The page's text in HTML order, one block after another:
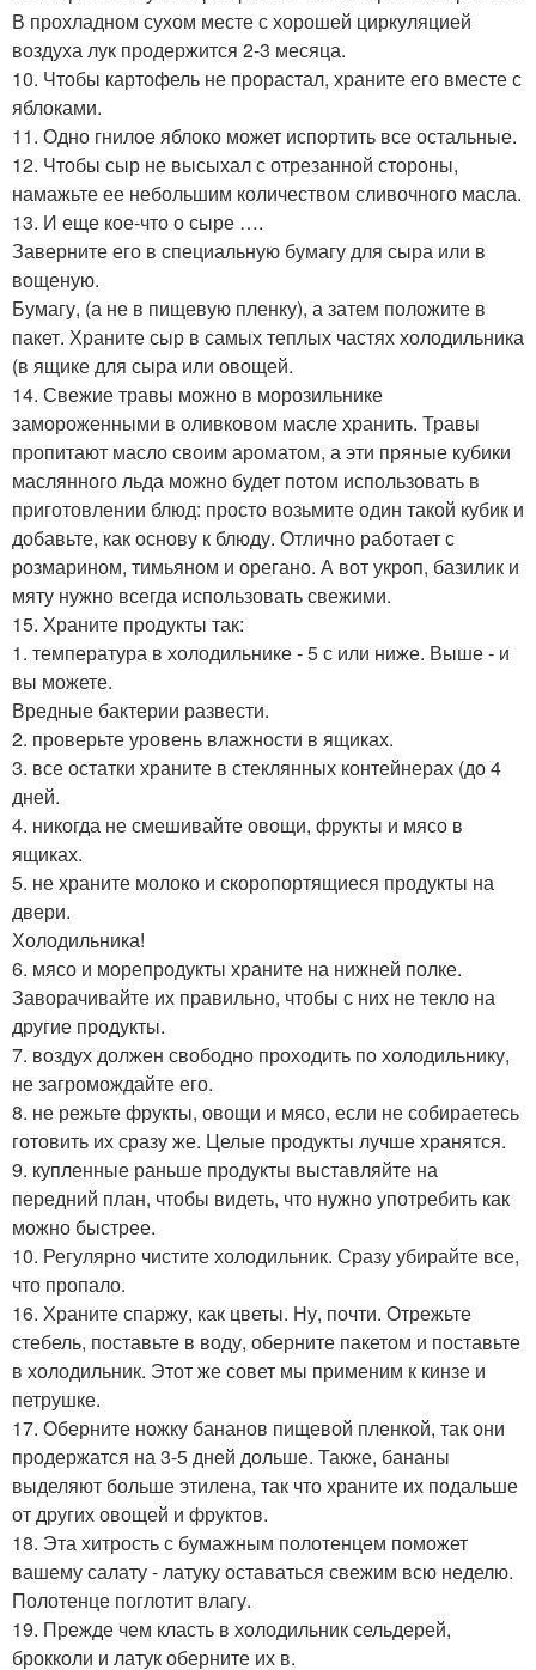
В прохладном сухом месте с хорошей циркуляцией
воздуха лук продержится 2-3 месяца.
10. Чтобы картофель не прорастал, храните его вместе с
яблоками.
11. Одно гнилое яблоко может испортить все остальные.
12. Чтобы сыр не высыхал с отрезанной стороны,
намажьте ее небольшим количеством сливочного масла.
13. И еще кое-что о сыре ….
Заверните его в специальную бумагу для сыра или в
вощеную.
Бумагу, (а не в пищевую пленку), а затем положите в
пакет. Храните сыр в самых теплых частях холодильника
(в ящике для сыра или овощей.
14. Свежие травы можно в морозильнике
замороженными в оливковом масле хранить. Травы
пропитают масло своим ароматом, а эти пряные кубики
маслянного льда можно будет потом использовать в
приготовлении блюд: просто возьмите один такой кубик и
добавьте, как основу к блюду. Отлично работает с
розмарином, тимьяном и орегано. А вот укроп, базилик и
мяту нужно всегда использовать свежими.
15. Храните продукты так:
1. температура в холодильнике - 5 с или ниже. Выше - и
вы можете.
Вредные бактерии развести.
2. проверьте уровень влажности в ящиках.
3. все остатки храните в стеклянных контейнерах (до 4
дней.
4. никогда не смешивайте овощи, фрукты и мясо в
ящиках.
5. не храните молоко и скоропортящиеся продукты на
двери.
Холодильника!
6. мясо и морепродукты храните на нижней полке.
Заворачивайте их правильно, чтобы с них не текло на
другие продукты.
7. воздух должен свободно проходить по холодильнику,
не загромождайте его.
8. не режьте фрукты, овощи и мясо, если не собираетесь
готовить их сразу же. Целые продукты лучше хранятся.
9. купленные раньше продукты выставляйте на
передний план, чтобы видеть, что нужно употребить как
можно быстрее.
10. Регулярно чистите холодильник. Сразу убирайте все,
что пропало.
16. Храните спаржу, как цветы. Ну, почти. Отрежьте
стебель, поставьте в воду, оберните пакетом и поставьте
в холодильник. Этот же совет мы применим к кинзе и
петрушке.
17. Оберните ножку бананов пищевой пленкой, так они
продержатся на 3-5 дней дольше. Также, бананы
выделяют больше этилена, так что храните их подальше
от других овощей и фруктов.
18. Эта хитрость с бумажным полотенцем поможет
вашему салату - латуку оставаться свежим всю неделю.
Полотенце поглотит влагу.
19. Прежде чем класть в холодильник сельдерей,
брокколи и латук оберните их в.